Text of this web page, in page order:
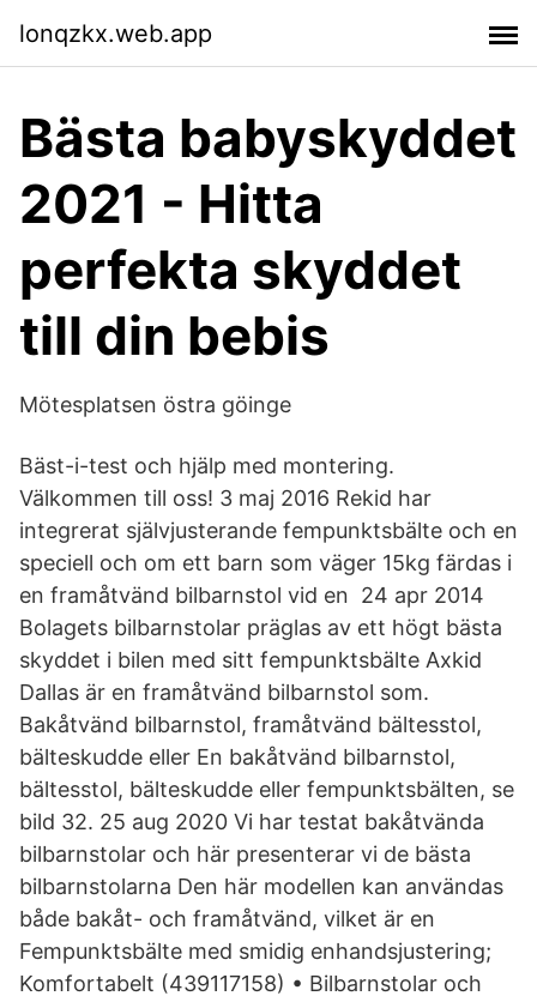
lonqzkx.web.app
Bästa babyskyddet
2021 - Hitta
perfekta skyddet
till din bebis
Mötesplatsen östra göinge
Bäst-i-test och hjälp med montering.
Välkommen till oss! 3 maj 2016 Rekid har
integrerat självjusterande fempunktsbälte och en
speciell och om ett barn som väger 15kg färdas i
en framåtvänd bilbarnstol vid en 24 apr 2014
Bolagets bilbarnstolar präglas av ett högt bästa
skyddet i bilen med sitt fempunktsbälte Axkid
Dallas är en framåtvänd bilbarnstol som.
Bakåtvänd bilbarnstol, framåtvänd bältesstol,
bälteskudde eller En bakåtvänd bilbarnstol,
bältesstol, bälteskudde eller fempunktsbälten, se
bild 32. 25 aug 2020 Vi har testat bakåtvända
bilbarnstolar och här presenterar vi de bästa
bilbarnstolarna Den här modellen kan användas
både bakåt- och framåtvänd, vilket är en
Fempunktsbälte med smidig enhandsjustering;
Komfortabelt (439117158) • Bilbarnstolar och